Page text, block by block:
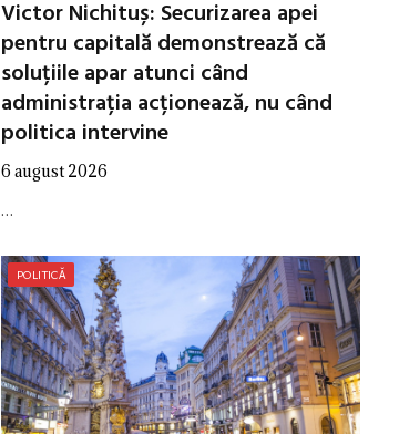
Victor Nichituș: Securizarea apei
pentru capitală demonstrează că
soluțiile apar atunci când
administrația acționează, nu când
politica intervine
6 august 2026
…
POLITICĂ